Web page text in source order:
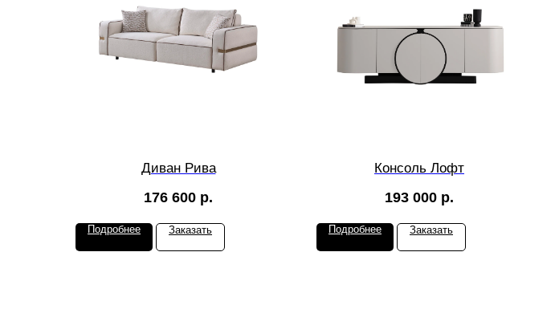
Диван Рива
176 600 р.
Подробнее Заказать
Консоль Лофт
193 000 р.
Подробнее Заказать